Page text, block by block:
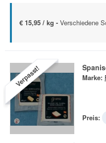
€ 15,95 / kg - Verschiedene
Verpasst! Marke:
Preis: